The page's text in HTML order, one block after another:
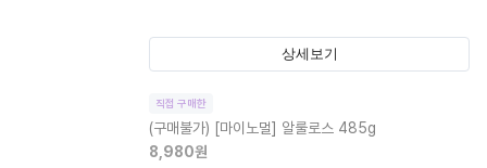
상세보기
직접 구매한
(구매불가) [마이노멀] 알룰로스 485g
8,980원